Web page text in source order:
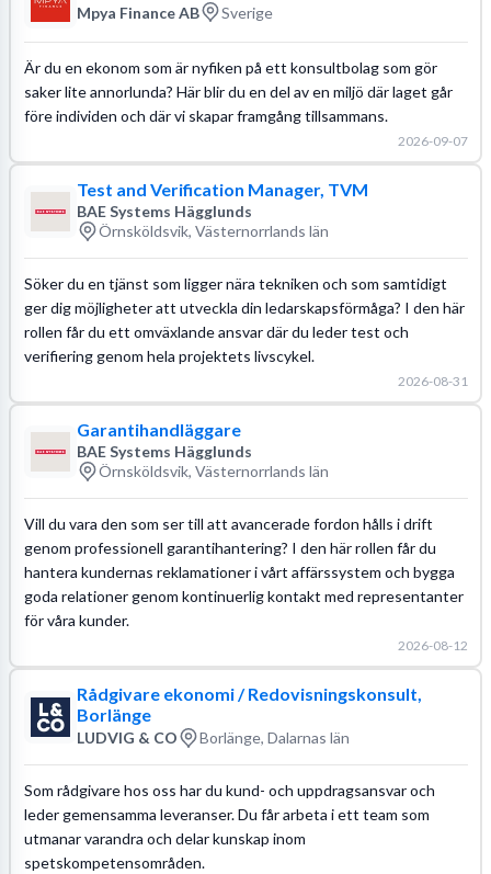
Mpya Finance AB Sverige
Är du en ekonom som är nyfiken på ett konsultbolag som gör
saker lite annorlunda? Här blir du en del av en miljö där laget går
före individen och där vi skapar framgång tillsammans.
2026-09-07
Test and Verification Manager, TVM
BAE Systems Hägglunds
Örnsköldsvik, Västernorrlands län
Söker du en tjänst som ligger nära tekniken och som samtidigt
ger dig möjligheter att utveckla din ledarskapsförmåga? I den här
rollen får du ett omväxlande ansvar där du leder test och
verifiering genom hela projektets livscykel.
2026-08-31
Garantihandläggare
BAE Systems Hägglunds
Örnsköldsvik, Västernorrlands län
Vill du vara den som ser till att avancerade fordon hålls i drift
genom professionell garantihantering? I den här rollen får du
hantera kundernas reklamationer i vårt affärssystem och bygga
goda relationer genom kontinuerlig kontakt med representanter
för våra kunder.
2026-08-12
Rådgivare ekonomi / Redovisningskonsult,
Borlänge
LUDVIG & CO Borlänge, Dalarnas län
Som rådgivare hos oss har du kund- och uppdragsansvar och
leder gemensamma leveranser. Du får arbeta i ett team som
utmanar varandra och delar kunskap inom
spetskompetensområden.